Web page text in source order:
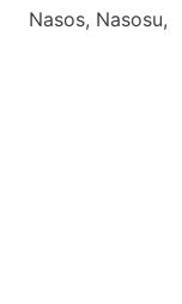
Nasos, Nasosu,